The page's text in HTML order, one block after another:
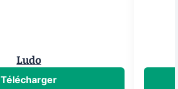
Ludo
Télécharger